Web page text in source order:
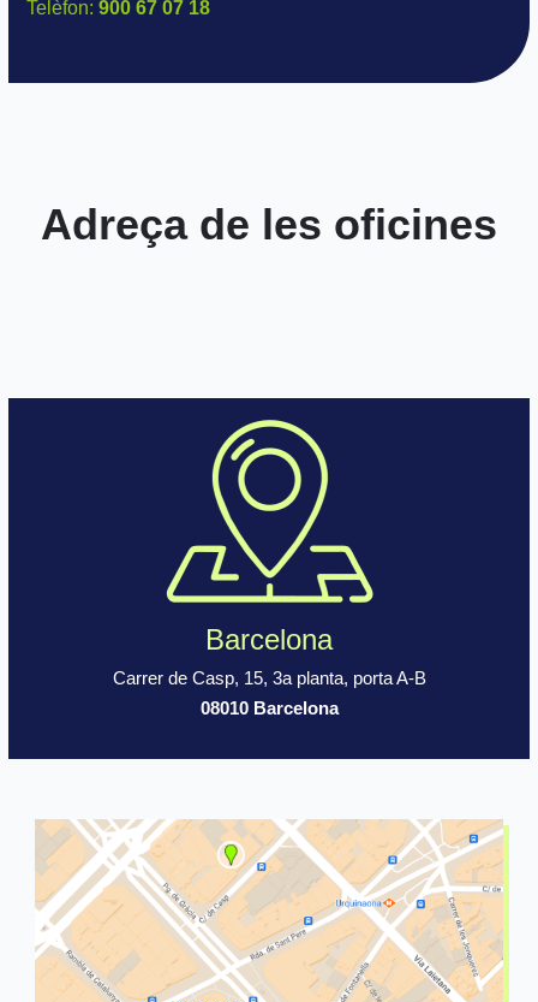
Telèfon: 900 67 07 18
Adreça de les oficines
Barcelona
Carrer de Casp, 15, 3a planta, porta A-B
08010 Barcelona